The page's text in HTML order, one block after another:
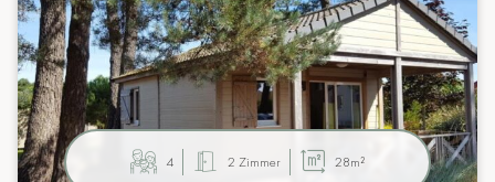
4 2 Zimmer 28m²